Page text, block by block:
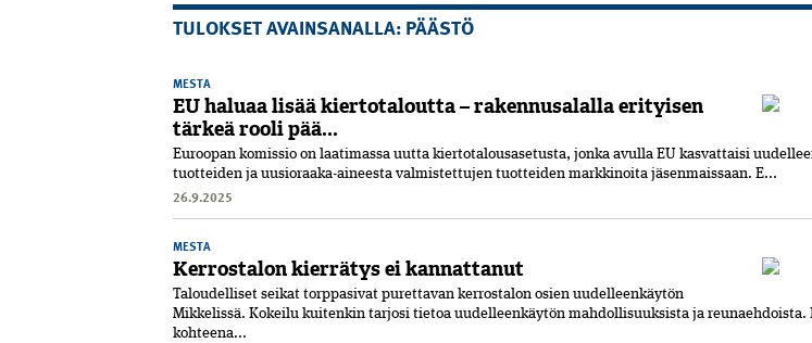
TULOKSET AVAINSANALLA: PÄÄSTÖ
MESTA
EU haluaa lisää kiertotaloutta – rakennusalalla erityisen
tärkeä rooli pää...
Euroopan komissio on laatimassa uutta kiertotalousasetusta,­ jonka avulla EU kasvattaisi
tuotteiden ja uusioraaka-aineesta valmistettujen tuotteiden markkinoita jäsenmaissaan. E...
26.9.2025
MESTA
Kerrostalon kierrätys ei kannattanut
Taloudelliset seikat torppasivat purettavan kerrostalon osien ­uudelleenkäytön
Mikkelissä. Kokeilu kuitenkin tarjosi tietoa uudelleenkäytön mahdollisuuksista ja
kohteena...